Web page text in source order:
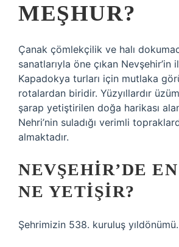
MEŞHUR?
Çanak çömlekçilik ve halı
sanatlarıyla öne çıkan Nevşehir’in
Kapadokya turları için mutlaka
rotalardan biridir. Yüzyıllardır
şarap yetiştirilen doğa harikası
Nehri’nin suladığı verimli
almaktadır.
NEVŞEHIR’DE
NE YETIŞIR?
Şehrimizin 538. kuruluş yıldönümü.